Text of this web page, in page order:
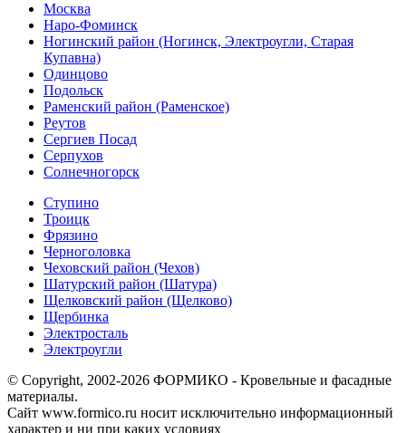
Москва
Наро-Фоминск
Ногинский район (Ногинск, Электроугли, Старая
Купавна)
Одинцово
Подольск
Раменский район (Раменское)
Реутов
Сергиев Посад
Серпухов
Солнечногорск
Ступино
Троицк
Фрязино
Черноголовка
Чеховский район (Чехов)
Шатурский район (Шатура)
Щелковский район (Щелково)
Щербинка
Электросталь
Электроугли
© Copyright, 2002-2026 ФОРМИКО - Кровельные и фасадные
материалы.
Сайт www.formico.ru носит исключительно информационный
характер и ни при каких условиях